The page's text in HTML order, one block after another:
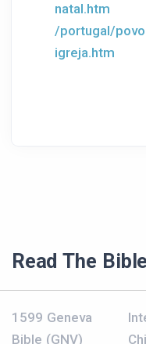
natal.htm
/portugal/
igreja.htm
Read The Bible
1599 Geneva
Bible (GNV)